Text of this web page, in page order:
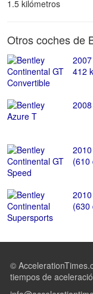
1.5 kilómetros
Otros coches de
412
(610
(630
©
tiempos de